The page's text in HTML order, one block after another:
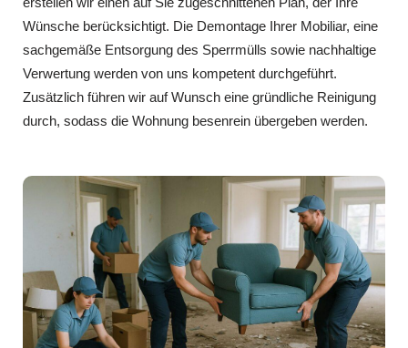
Wünsche berücksichtigt. Die Demontage Ihrer Mobiliar, eine
sachgemäße Entsorgung des Sperrmülls sowie nachhaltige
Verwertung werden von uns kompetent durchgeführt.
Zusätzlich führen wir auf Wunsch eine gründliche Reinigung
durch, sodass die Wohnung besenrein übergeben werden.